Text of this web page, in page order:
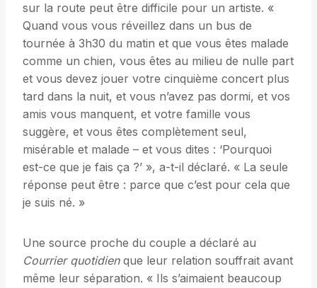
sur la route peut être difficile pour un artiste. «
Quand vous vous réveillez dans un bus de
tournée à 3h30 du matin et que vous êtes malade
comme un chien, vous êtes au milieu de nulle part
et vous devez jouer votre cinquième concert plus
tard dans la nuit, et vous n’avez pas dormi, et vos
amis vous manquent, et votre famille vous
suggère, et vous êtes complètement seul,
misérable et malade – et vous dites : ‘Pourquoi
est-ce que je fais ça ?’ », a-t-il déclaré. « La seule
réponse peut être : parce que c’est pour cela que
je suis né. »
Une source proche du couple a déclaré au
Courrier quotidienque leur relation souffrait avant
même leur séparation. « Ils s’aimaient beaucoup